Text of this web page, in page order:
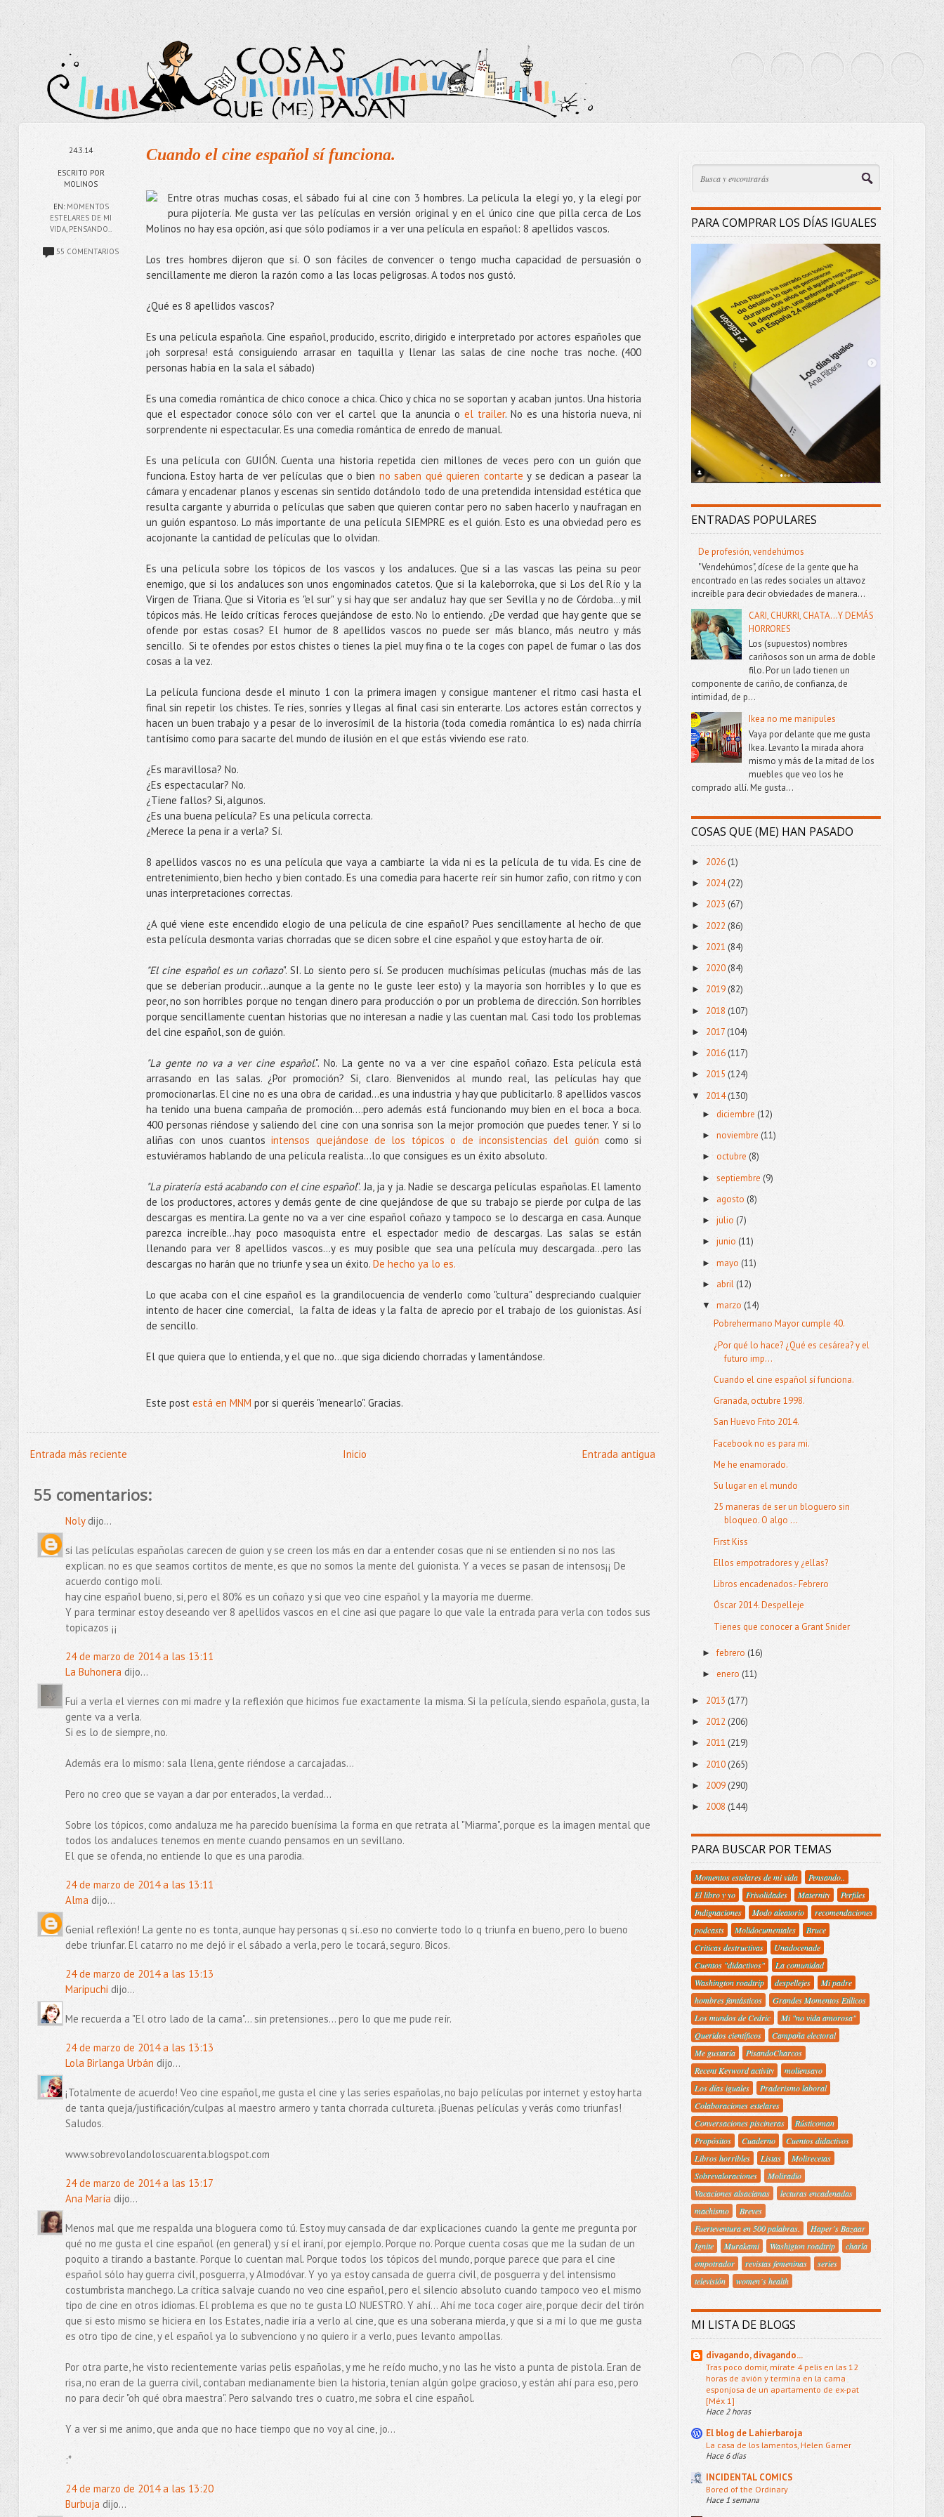
24.3.14
ESCRITO POR
MOLINOS
EN: MOMENTOS
ESTELARES DE MI
VIDA, PENSANDO..
55 COMENTARIOS
Cuando el cine español sí funciona.
Entre otras muchas cosas, el sábado fui al cine con 3 hombres. La película la elegí yo, y la elegí por
pura pijotería. Me gusta ver las películas en versión original y en el único cine que pilla cerca de Los
Molinos no hay esa opción, así que sólo podíamos ir a ver una película en español: 8 apellidos vascos.
Los tres hombres dijeron que sí. O son fáciles de convencer o tengo mucha capacidad de persuasión o
sencillamente me dieron la razón como a las locas peligrosas. A todos nos gustó.
¿Qué es 8 apellidos vascos?
Es una película española. Cine español, producido, escrito, dirigido e interpretado por actores españoles que
¡oh sorpresa! está consiguiendo arrasar en taquilla y llenar las salas de cine noche tras noche. (400
personas había en la sala el sábado)
Es una comedia romántica de chico conoce a chica. Chico y chica no se soportan y acaban juntos. Una historia
que el espectador conoce sólo con ver el cartel que la anuncia o el trailer. No es una historia nueva, ni
sorprendente ni espectacular. Es una comedia romántica de enredo de manual.
Es una película con GUIÓN. Cuenta una historia repetida cien millones de veces pero con un guión que
funciona. Estoy harta de ver películas que o bien no saben qué quieren contarte y se dedican a pasear la
cámara y encadenar planos y escenas sin sentido dotándolo todo de una pretendida intensidad estética que
resulta cargante y aburrida o películas que saben que quieren contar pero no saben hacerlo y naufragan en
un guión espantoso. Lo más importante de una película SIEMPRE es el guión. Esto es una obviedad pero es
acojonante la cantidad de películas que lo olvidan.
Es una película sobre los tópicos de los vascos y los andaluces. Que si a las vascas las peina su peor
enemigo, que si los andaluces son unos engominados catetos. Que si la kaleborroka, que si Los del Río y la
Virgen de Triana. Que si Vitoria es "el sur" y si hay que ser andaluz hay que ser Sevilla y no de Córdoba...y mil
tópicos más. He leído críticas feroces quejándose de esto. No lo entiendo. ¿De verdad que hay gente que se
ofende por estas cosas? El humor de 8 apellidos vascos no puede ser más blanco, más neutro y más
sencillo. Si te ofendes por estos chistes o tienes la piel muy fina o te la coges con papel de fumar o las dos
cosas a la vez.
La película funciona desde el minuto 1 con la primera imagen y consigue mantener el ritmo casi hasta el
final sin repetir los chistes. Te ríes, sonríes y llegas al final casi sin enterarte. Los actores están correctos y
hacen un buen trabajo y a pesar de lo inverosímil de la historia (toda comedia romántica lo es) nada chirría
tantísimo como para sacarte del mundo de ilusión en el que estás viviendo ese rato.
¿Es maravillosa? No.
¿Es espectacular? No.
¿Tiene fallos? Si, algunos.
¿Es una buena película? Es una película correcta.
¿Merece la pena ir a verla? Sí.
8 apellidos vascos no es una película que vaya a cambiarte la vida ni es la película de tu vida. Es cine de
entretenimiento, bien hecho y bien contado. Es una comedia para hacerte reír sin humor zafio, con ritmo y con
unas interpretaciones correctas.
¿A qué viene este encendido elogio de una película de cine español? Pues sencillamente al hecho de que
esta película desmonta varias chorradas que se dicen sobre el cine español y que estoy harta de oír.
"El cine español es un coñazo". SI. Lo siento pero sí. Se producen muchísimas películas (muchas más de las
que se deberían producir...aunque a la gente no le guste leer esto) y la mayoría son horribles y lo que es
peor, no son horribles porque no tengan dinero para producción o por un problema de dirección. Son horribles
porque sencillamente cuentan historias que no interesan a nadie y las cuentan mal. Casi todo los problemas
del cine español, son de guión.
"La gente no va a ver cine español.". No. La gente no va a ver cine español coñazo. Esta película está
arrasando en las salas. ¿Por promoción? Si, claro. Bienvenidos al mundo real, las películas hay que
promocionarlas. El cine no es una obra de caridad...es una industria y hay que publicitarlo. 8 apellidos vascos
ha tenido una buena campaña de promoción....pero además está funcionando muy bien en el boca a boca.
400 personas riéndose y saliendo del cine con una sonrisa son la mejor promoción que puedes tener. Y si lo
aliñas con unos cuantos intensos quejándose de los tópicos o de inconsistencias del guión como si
estuviéramos hablando de una película realista...lo que consigues es un éxito absoluto.
"La piratería está acabando con el cine español". Ja, ja y ja. Nadie se descarga películas españolas. El lamento
de los productores, actores y demás gente de cine quejándose de que su trabajo se pierde por culpa de las
descargas es mentira. La gente no va a ver cine español coñazo y tampoco se lo descarga en casa. Aunque
parezca increíble...hay poco masoquista entre el espectador medio de descargas. Las salas se están
llenando para ver 8 apellidos vascos...y es muy posible que sea una película muy descargada...pero las
descargas no harán que no triunfe y sea un éxito. De hecho ya lo es.
Lo que acaba con el cine español es la grandilocuencia de venderlo como "cultura" despreciando cualquier
intento de hacer cine comercial, la falta de ideas y la falta de aprecio por el trabajo de los guionistas. Así
de sencillo.
El que quiera que lo entienda, y el que no...que siga diciendo chorradas y lamentándose.
Este post está en MNM por si queréis "menearlo". Gracias.
Entrada más reciente Entrada antigua
Inicio
55 comentarios:
Nolydijo...
si las películas españolas carecen de guion y se creen los más en dar a entender cosas que ni se entienden si no nos las
explican. no es que seamos cortitos de mente, es que no somos la mente del guionista. Y a veces se pasan de intensos¡¡ De
acuerdo contigo moli.
hay cine español bueno, si, pero el 80% es un coñazo y si que veo cine español y la mayoría me duerme.
Y para terminar estoy deseando ver 8 apellidos vascos en el cine asi que pagare lo que vale la entrada para verla con todos sus
topicazos ¡¡
24 de marzo de 2014 a las 13:11
La Buhoneradijo...
Fui a verla el viernes con mi madre y la reflexión que hicimos fue exactamente la misma. Si la película, siendo española, gusta, la
gente va a verla.
Si es lo de siempre, no.
Además era lo mismo: sala llena, gente riéndose a carcajadas...
Pero no creo que se vayan a dar por enterados, la verdad...
Sobre los tópicos, como andaluza me ha parecido buenísima la forma en que retrata al "Miarma", porque es la imagen mental que
todos los andaluces tenemos en mente cuando pensamos en un sevillano.
El que se ofenda, no entiende lo que es una parodia.
24 de marzo de 2014 a las 13:11
Almadijo...
Genial reflexión! La gente no es tonta, aunque hay personas q sí..eso no convierte todo lo q triunfa en bueno, pero lo bueno
debe triunfar. El catarro no me dejó ir el sábado a verla, pero le tocará, seguro. Bicos.
24 de marzo de 2014 a las 13:13
Maripuchi dijo...
Me recuerda a "El otro lado de la cama"... sin pretensiones... pero lo que me pude reír.
24 de marzo de 2014 a las 13:13
Lola Birlanga Urbán dijo...
¡Totalmente de acuerdo! Veo cine español, me gusta el cine y las series españolas, no bajo películas por internet y estoy harta
de tanta queja/justificación/culpas al maestro armero y tanta chorrada cultureta. ¡Buenas películas y verás como triunfas!
Saludos.
www.sobrevolandoloscuarenta.blogspot.com
24 de marzo de 2014 a las 13:17
Ana Maríadijo...
Menos mal que me respalda una bloguera como tú. Estoy muy cansada de dar explicaciones cuando la gente me pregunta por
qué no me gusta el cine español (en general) y sí el iraní, por ejemplo. Porque no. Porque cuenta cosas que me la sudan de un
poquito a tirando a bastante. Porque lo cuentan mal. Porque todos los tópicos del mundo, porque parece que para el cine
español sólo hay guerra civil, posguerra, y Almodóvar. Y yo ya estoy cansada de guerra civil, de posguerra y del intensismo
costumbrista manchego. La crítica salvaje cuando no veo cine español, pero el silencio absoluto cuando tampoco veo el mismo
tipo de cine en otros idiomas. El problema es que no te gusta LO NUESTRO. Y ahí... Ahí me toca coger aire, porque decir del tirón
que si esto mismo se hiciera en los Estates, nadie iría a verlo al cine, que es una soberana mierda, y que si a mí lo que me gusta
es otro tipo de cine, y el español ya lo subvenciono y no quiero ir a verlo, pues levanto ampollas.
Por otra parte, he visto recientemente varias pelis españolas, y me he reído mucho, y no las he visto a punta de pistola. Eran de
risa, no eran de la guerra civil, contaban medianamente bien la historia, tenían algún golpe gracioso, y están ahí para eso, pero
no para decir "oh qué obra maestra". Pero salvando tres o cuatro, me sobra el cine español.
Y a ver si me animo, que anda que no hace tiempo que no voy al cine, jo...
:*
24 de marzo de 2014 a las 13:20
Burbujadijo...
PARA COMPRAR LOS DÍAS IGUALES
ENTRADAS POPULARES
De profesión, vendehúmos
"Vendehúmos", dícese de la gente que ha
encontrado en las redes sociales un altavoz
increíble para decir obviedades de manera...
CARI, CHURRI, CHATA...Y DEMÁS
HORRORES
Los (supuestos) nombres
cariñosos son un arma de doble
filo. Por un lado tienen un
componente de cariño, de confianza, de
intimidad, de p...
Ikea no me manipules
Vaya por delante que me gusta
Ikea. Levanto la mirada ahora
mismo y más de la mitad de los
muebles que veo los he
comprado allí. Me gusta...
COSAS QUE (ME) HAN PASADO
► 2026 (1)
► 2024(22)
► 2023 (67)
► 2022 (86)
► 2021 (84)
► 2020(84)
► 2019(82)
► 2018 (107)
► 2017 (104)
► 2016(117)
► 2015 (124)
▼ 2014(130)
► diciembre (12)
►noviembre(11)
►octubre (8)
► septiembre (9)
► agosto(8)
►julio(7)
►junio(11)
►mayo(11)
► abril(12)
▼marzo(14)
Pobrehermano Mayor cumple 40.
¿Por qué lo hace? ¿Qué es cesárea? y el
futuro imp...
Cuando el cine español sí funciona.
Granada, octubre 1998.
San Huevo Frito 2014.
Facebook no es para mi.
Me he enamorado.
Su lugar en el mundo
25 maneras de ser un bloguero sin
bloqueo. O algo ...
First Kiss
Ellos empotradores y ¿ellas?
Libros encadenados.- Febrero
Óscar 2014. Despelleje
Tienes que conocer a Grant Snider
►febrero (16)
►enero(11)
► 2013 (177)
► 2012 (206)
► 2011 (219)
► 2010 (265)
► 2009(290)
► 2008 (144)
PARA BUSCAR POR TEMAS
Momentos estelares de mi vida
Pensando..
El libro y yo
Frivolidades Maternity
Perfiles
Indignaciones
Modo aleatorio
recomendaciones
podcasts
Molidocumentales
Bruce
Criticas destructivas
Unadocenade
Cuentos "didactivos"
La comunidad
Washington roadtrip
despellejes
Mi padre
hombres fantásticos
Grandes Momentos Etílicos
Los mundos de Cedric
Mi "no vida amorosa"
Queridos científicos
Campaña electoral
Me gustaría
PisandoCharcos
Recent Keyword activity
moliensayo
Los días iguales
Praderismo laboral
Colaboraciones estelares
Conversaciones piscineras
Rústicoman
Propósitos
Cuaderno
Cuentos didactivos
Libros horribles
Listas
Molirecetas
Sobrevaloraciones
Moliradio
Vacaciones alsacianas
lecturas encadenadas
machismo
Breves
Fuerteventura en 500 palabras.
Haper´s Bazaar
Ignite
Murakami Washigton roadtrip
charla
empotrador
revistas femeninas
series
televisión
women´s health
MI LISTA DE BLOGS
divagando, divagando...
Tras poco domir, mírate 4 pelis en las 12
horas de avión y termina en la cama
esponjosa de un apartamento de ex-pat
[Méx 1]
Hace 2 horas
El blog de Lahierbaroja
La casa de los lamentos, Helen Garner
Hace 6 días
INCIDENTAL COMICS
Bored of the Ordinary
Hace 1 semana